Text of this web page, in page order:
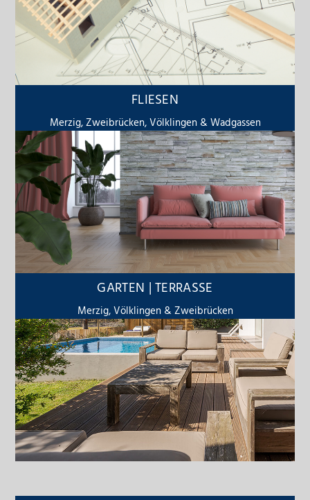
FLIESEN
Merzig, Zweibrücken, Völklingen & Wadgassen
GARTEN | TERRASSE
Merzig, Völklingen & Zweibrücken